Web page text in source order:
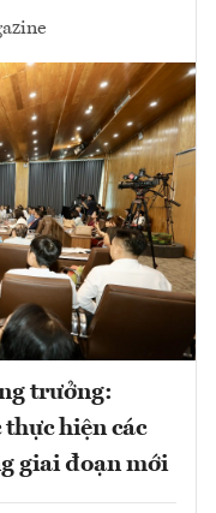
trưởng:
hiện các
giai đoạn mới